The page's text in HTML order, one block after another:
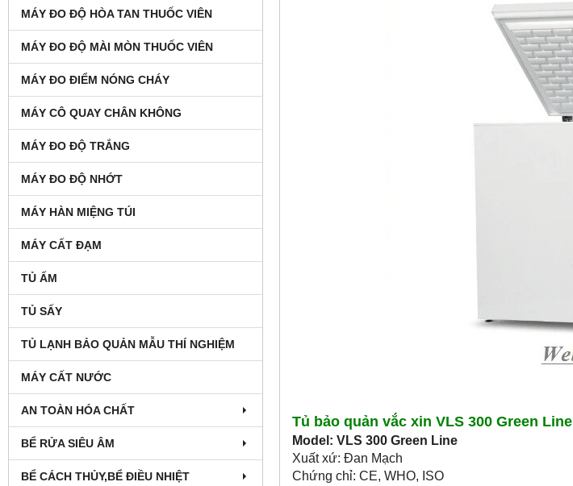
MÁY ĐO ĐỘ HÒA TAN THUỐC VIÊN
MÁY ĐO ĐỘ MÀI MÒN THUỐC VIÊN
MÁY ĐO ĐIỂM NÓNG CHÁY
MÁY CÔ QUAY CHÂN KHÔNG
MÁY ĐO ĐỘ TRẮNG
MÁY ĐO ĐỘ NHỚT
MÁY HÀN MIỆNG TÚI
MÁY CẤT ĐẠM
TỦ ẤM
TỦ SẤY
TỦ LẠNH BẢO QUẢN MẪU THÍ NGHIỆM
MÁY CẤT NƯỚC
AN TOÀN HÓA CHẤT
BỂ RỬA SIÊU ÂM
BỂ CÁCH THỦY,BỂ ĐIỀU NHIỆT
Tủ bảo quản vắc xin VLS 300 Green Line
Model: VLS 300 Green Line
Xuất xứ: Đan Mạch
Chứng chỉ: CE, WHO, ISO